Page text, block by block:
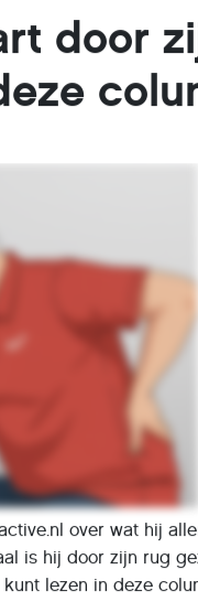
door
over wat hij
is hij door zijn rug
lezen in deze